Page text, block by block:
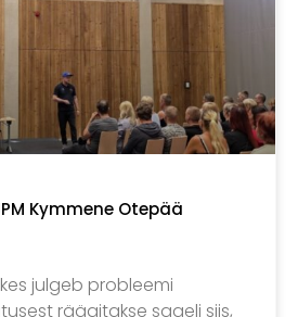
Kymmene Otepää
julgeb probleemi
räägitakse sageli siis,